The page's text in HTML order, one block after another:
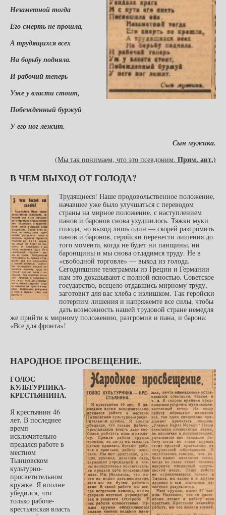
Незаметной тогда
Его смерть не прошла,
А трудящихся всех
На борьбу подняла.
И рабочий теперь
Уже у власти стоит,
Побежденный буржуй
У его ног лежит.
Сын мужика.
(Мы так понимаем, что это псевдоним. Прим. авт.)
В ЧЕМ ВЫХОД ОТ ГОЛОДА?
Трудящиеся! Наше продовольственное положение,
начавшее уже было улучшаться с переводом
страны на мирное положение, с наступлением
панов и баронов снова ухудшилось. Тяжки муки
голода, но выход лишь один — скорей разгромить
панов и баронов, геройски перенести лишения до
того момента, когда не будет ни панщины, ни
баронщины и мы снова отдадимся труду. Не в
«свободной торговле» — выход из голода.
Сегодняшние телеграммы из Греции и Германии
нам это доказывают с полной ясностью. Советское
государство, всецело отдавшись мирному труду,
заготовит для вас хлеба с излишком. Так геройски
потерпим лишения и напряжемте все силы, чтобы
дать возможность нашей трудовой стране немедля
же прийти к мирному положению, разгромив и пана, и барона:
«Все для фронта»!
НАРОДНОЕ ПРОСВЕЩЕНИЕ.
ГОЛОС
КУЛЬТУРНИКА-
КРЕСТЬЯНИНА.
Я крестьянин 46
лет. В последнее
время
исключительно
предался работе в
местном
Тынцовском
культурно-
просветительном
кружке. Я вполне
убедился, что
только рабоче-
крестьянская власть